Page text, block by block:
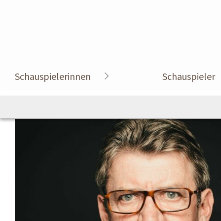
Schauspielerinnen Schauspieler